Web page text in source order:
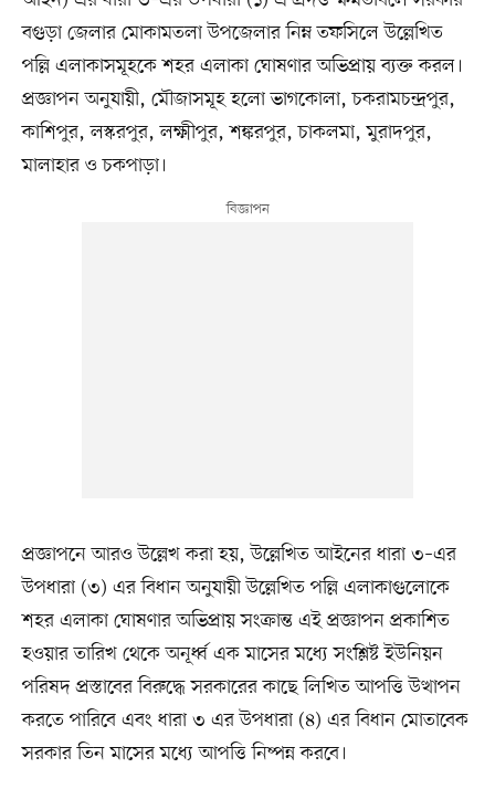
বগুড়া জেলার মোকামতলা উপজেলার নিম্ন তফসিলে উল্লেখিত
পল্লি এলাকাসমূহকে শহর এলাকা ঘোষণার অভিপ্রায় ব্যক্ত করল।
প্রজ্ঞাপন অনুযায়ী, মৌজাসমূহ হলো ভাগকোলা, চকরামচন্দ্রপুর,
কাশিপুর, লস্করপুর, লক্ষ্মীপুর, শঙ্করপুর, চাকলমা, মুরাদপুর,
মালাহার ও চকপাড়া।
প্রজ্ঞাপনে আরও উল্লেখ করা হয়, উল্লেখিত আইনের ধারা ৩–এর
উপধারা (৩) এর বিধান অনুযায়ী উল্লেখিত পল্লি এলাকাগুলোকে
শহর এলাকা ঘোষণার অভিপ্রায় সংক্রান্ত এই প্রজ্ঞাপন প্রকাশিত
হওয়ার তারিখ থেকে অনূর্ধ্ব এক মাসের মধ্যে সংশ্লিষ্ট ইউনিয়ন
পরিষদ প্রস্তাবের বিরুদ্ধে সরকারের কাছে লিখিত আপত্তি উত্থাপন
করতে পারিবে এবং ধারা ৩ এর উপধারা (৪) এর বিধান মোতাবেক
সরকার তিন মাসের মধ্যে আপত্তি নিষ্পন্ন করবে।